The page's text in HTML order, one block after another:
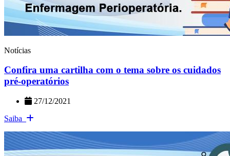
Notícias
Confira uma cartilha com o tema sobre os cuidados
pré-operatórios
27/12/2021
Saiba